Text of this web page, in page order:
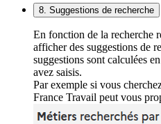
8. Suggestions de recherche
En fonction de la recherche
afficher des suggestions de
suggestions sont calculées
avez saisis.
Par exemple si vous
France Travail peut vous